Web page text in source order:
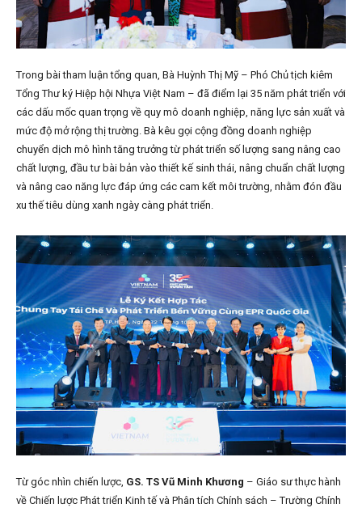
Trong bài tham luận tổng quan, Bà Huỳnh Thị Mỹ – Phó Chủ tịch kiêm
Tổng Thư ký Hiệp hội Nhựa Việt Nam – đã điểm lại 35 năm phát triển với
các dấu mốc quan trọng về quy mô doanh nghiệp, năng lực sản xuất và
mức độ mở rộng thị trường. Bà kêu gọi cộng đồng doanh nghiệp
chuyển dịch mô hình tăng trưởng từ phát triển số lượng sang nâng cao
chất lượng, đầu tư bài bản vào thiết kế sinh thái, nâng chuẩn chất lượng
và nâng cao năng lực đáp ứng các cam kết môi trường, nhằm đón đầu
xu thế tiêu dùng xanh ngày càng phát triển.
Từ góc nhìn chiến lược, GS. TS Vũ Minh Khương – Giáo sư thực hành
về Chiến lược Phát triển Kinh tế và Phân tích Chính sách – Trường Chính